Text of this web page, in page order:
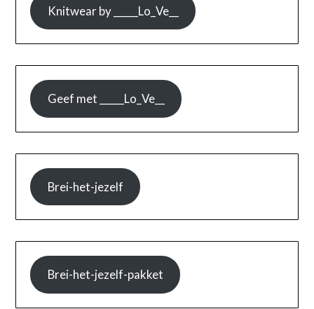
Knitwear by _____Lo_Ve__
Geef met _____Lo_Ve__
Brei-het-jezelf
Brei-het-jezelf-pakket